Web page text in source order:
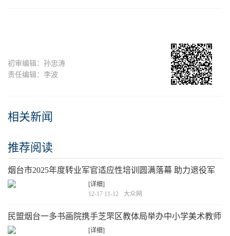
初审编辑：孙忠涛
责任编辑：李波
相关新闻
推荐阅读
烟台市2025年度转业军官适应性培训圆满落幕 助力退役军
人转型建功新征程
[详细]
12-17 11-12
大众网
民盟烟台一多书画院携手芝罘区教体局举办中小学美术教师
书法专项培训
[详细]